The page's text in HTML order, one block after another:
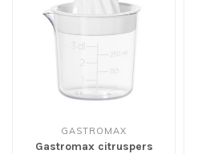
GASTROMAX
Gastromax citruspers